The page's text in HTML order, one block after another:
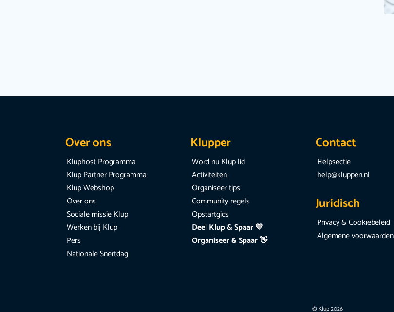
Over ons
Kluphost Programma
Klup Partner Programma
Klup Webshop
Over ons
Sociale missie Klup
Werken bij Klup
Pers
Nationale Snertdag
Klupper
Word nu Klup lid
Activiteiten
Organiseer tips
Community regels
Opstartgids
Deel Klup & Spaar 💙
Organiseer & Spaar 👋
Contact
Helpsectie
help@kluppen.nl
Juridisch
Privacy & Cookiebeleid
Algemene voorwaarden
© Klup 2026